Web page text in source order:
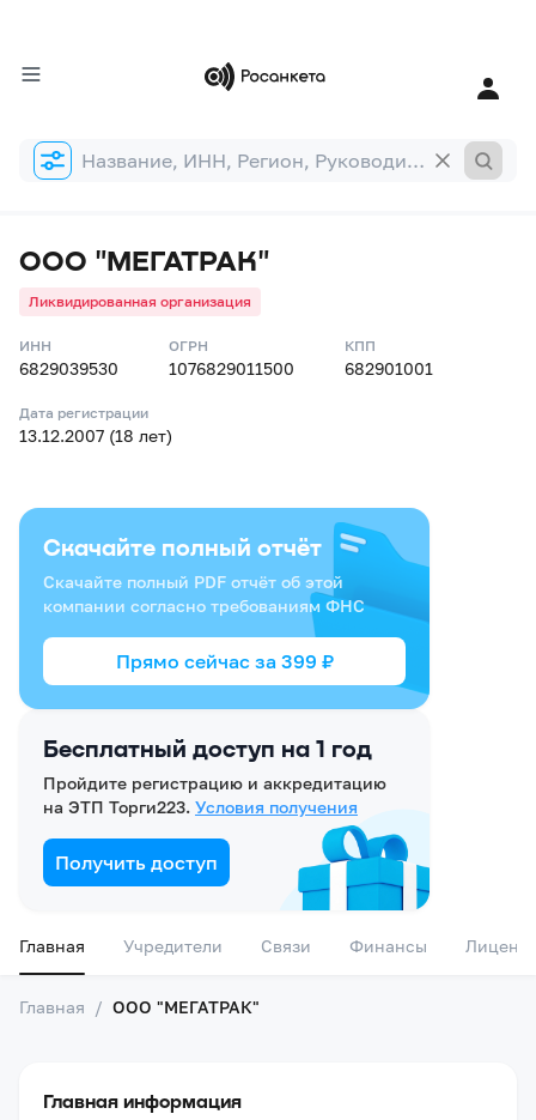
Форма
поиска
ООО "МЕГАТРАК"
Ликвидированная организация
ИНН
6829039530
ОГРН
1076829011500
КПП
682901001
Дата регистрации
13.12.2007 (18 лет)
Бесплатный доступ на 1 год
Пройдите регистрацию и аккредитацию
на ЭТП Торги223. Условия получения
Получить доступ
Скачайте полный отчёт
Скачайте полный PDF отчёт об этой
компании согласно требованиям ФНС
Прямо сейчас за 399 ₽
Главная Учредители Связи Финансы
Главная / ООО "МЕГАТРАК"
Главная информация